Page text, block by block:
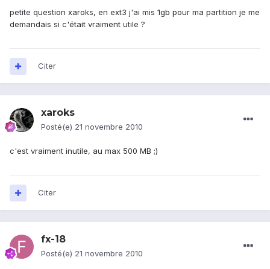
petite question xaroks, en ext3 j'ai mis 1gb pour ma partition je me
demandais si c'était vraiment utile ?
Citer
xaroks
Posté(e) 21 novembre 2010
c'est vraiment inutile, au max 500 MB ;)
Citer
fx-18
Posté(e) 21 novembre 2010